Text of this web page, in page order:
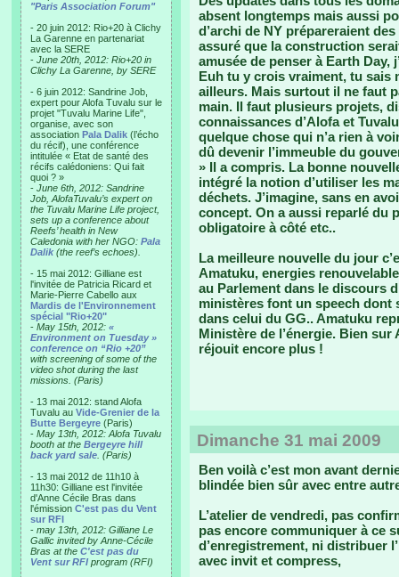
"Paris Association Forum"
- 20 juin 2012: Rio+20 à Clichy
La Garenne en partenariat
avec la SERE
- June 20th, 2012: Rio+20 in
Clichy La Garenne, by SERE
- 6 juin 2012: Sandrine Job,
expert pour Alofa Tuvalu sur le
projet "Tuvalu Marine Life",
organise, avec son
association Pala Dalik (l’écho
du récif), une conférence
intitulée « Etat de santé des
récifs calédoniens: Qui fait
quoi ? »
- June 6th, 2012: Sandrine
Job, AlofaTuvalu’s expert on
the Tuvalu Marine Life project,
sets up a conference about
Reefs’ health in New
Caledonia with her NGO: Pala
Dalik (the reef’s echoes).
- 15 mai 2012: Gilliane est
l'invitée de Patricia Ricard et
Marie-Pierre Cabello aux
Mardis de l'Environnement
spécial "Rio+20"
- May 15th, 2012: «
Environment on Tuesday »
conference on “Rio +20”
with screening of some of the
video shot during the last
missions. (Paris)
- 13 mai 2012: stand Alofa
Tuvalu au Vide-Grenier de la
Butte Bergeyre (Paris)
- May 13th, 2012: Alofa Tuvalu
booth at the Bergeyre hill
back yard sale . (Paris)
- 13 mai 2012 de 11h10 à
11h30: Gilliane est l'invitée
d'Anne Cécile Bras dans
l'émission C'est pas du Vent
sur RFI
- may 13th, 2012: Gilliane Le
Gallic invited by Anne-Cécile
Bras at the C'est pas du
Vent sur RFI program (RFI)
absent longtemps mais aussi
d’archi de NY prépareraient
assuré que la construction
amusée de penser à Earth Day,
Euh tu y crois vraiment, tu sais
ailleurs. Mais surtout il ne faut
main. Il faut plusieurs projets,
connaissances d’Alofa et
quelque chose qui n’a rien à
dû devenir l’immeuble du
» Il a compris. La bonne
intégré la notion d’utiliser les
déchets. J’imagine, sans en
concept. On a aussi reparlé du
obligatoire à côté etc..
La meilleure nouvelle du jour
Amatuku, energies
au Parlement dans le discours
ministères font un speech
dans celui du GG.. Amatuku
Ministère de l’énergie. Bien sur
réjouit encore plus !
Dimanche 31 mai 2009
Ben voilà c’est mon avant
blindée bien sûr avec entre
L’atelier de vendredi, pas
pas encore communiquer à ce
d’enregistrement, ni distribuer
avec invit et compress,